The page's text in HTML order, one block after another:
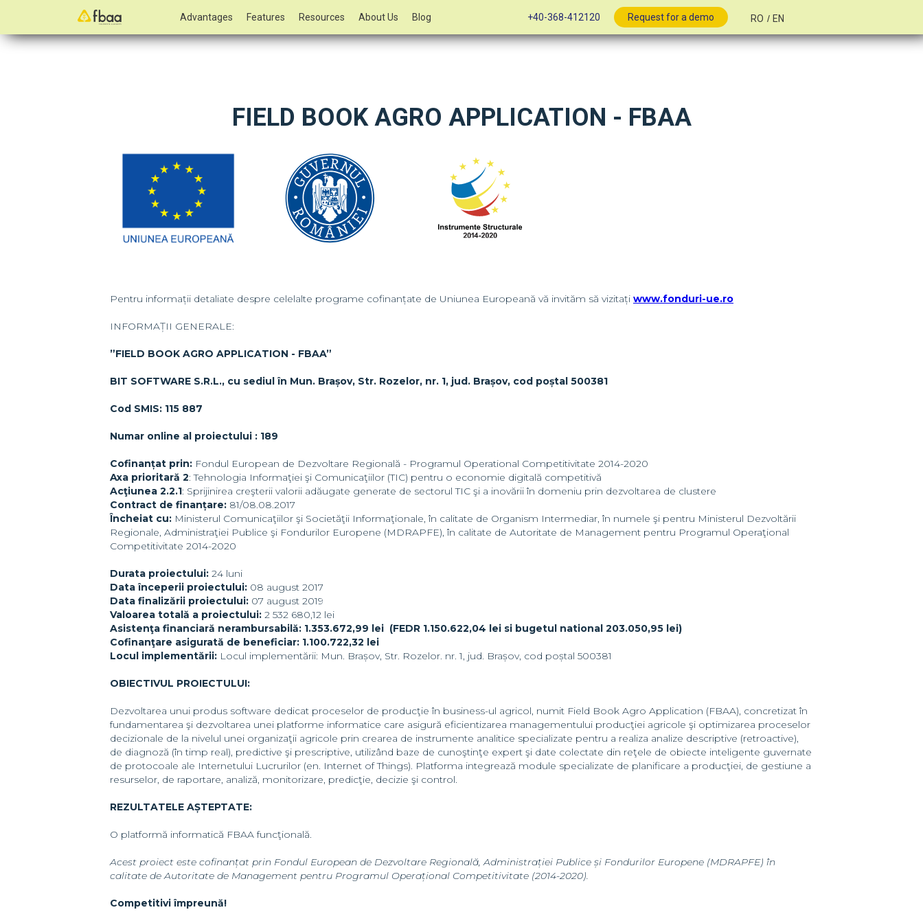
Advantages Features Resources About Us Blog +40-368-412120 Request for a demo RO / EN
FIELD BOOK AGRO APPLICATION - FBAA
Pentru informații detaliate despre celelalte programe cofinanțate de Uniunea Europeană vă invităm să vizitați www.fonduri-ue.ro
INFORMAȚII GENERALE:
”FIELD BOOK AGRO APPLICATION - FBAA”
BIT SOFTWARE S.R.L., cu sediul în Mun. Brașov, Str. Rozelor, nr. 1, jud. Brașov, cod poștal 500381
Cod SMIS: 115 887
Numar online al proiectului : 189
Cofinanțat prin: Fondul European de Dezvoltare Regională - Programul Operational Competitivitate 2014-2020
Axa prioritară 2: Tehnologia Informaţiei şi Comunicaţiilor (TIC) pentru o economie digitală competitivă
Acţiunea 2.2.1: Sprijinirea creşterii valorii adăugate generate de sectorul TIC şi a inovării în domeniu prin dezvoltarea de clustere
Contract de finanțare: 81/08.08.2017
Încheiat cu: Ministerul Comunicaţiilor şi Societăţii Informaţionale, în calitate de Organism Intermediar, în numele şi pentru Ministerul Dezvoltării
Regionale, Administraţiei Publice şi Fondurilor Europene (MDRAPFE), în calitate de Autoritate de Management pentru Programul Operaţional
Competitivitate 2014-2020
Durata proiectului: 24 luni
Data începerii proiectului: 08 august 2017
Data finalizării proiectului: 07 august 2019
Valoarea totală a proiectului: 2 532 680,12 lei
Asistenţa financiară nerambursabilă: 1.353.672,99 lei (FEDR 1.150.622,04 lei si bugetul national 203.050,95 lei)
Cofinanţare asigurată de beneficiar: 1.100.722,32 lei
Locul implementării: Locul implementării: Mun. Brașov, Str. Rozelor. nr. 1, jud. Brașov, cod poștal 500381
OBIECTIVUL PROIECTULUI:
Dezvoltarea unui produs software dedicat proceselor de producţie în business-ul agricol, numit Field Book Agro Application (FBAA), concretizat în
fundamentarea şi dezvoltarea unei platforme informatice care asigură eficientizarea managementului producţiei agricole şi optimizarea proceselor
decizionale de la nivelul unei organizaţii agricole prin crearea de instrumente analitice specializate pentru a realiza analize descriptive (retroactive),
de diagnoză (în timp real), predictive şi prescriptive, utilizând baze de cunoştinţe expert şi date colectate din reţele de obiecte inteligente guvernate
de protocoale ale Internetului Lucrurilor (en. Internet of Things). Platforma integrează module specializate de planificare a producţiei, de gestiune a
resurselor, de raportare, analiză, monitorizare, predicţie, decizie şi control.
REZULTATELE AȘTEPTATE:
O platformă informatică FBAA funcţională.
Acest proiect este cofinanțat prin Fondul European de Dezvoltare Regională, Administrației Publice și Fondurilor Europene (MDRAPFE) în
calitate de Autoritate de Management pentru Programul Operațional Competitivitate (2014-2020).
Competitivi împreună!